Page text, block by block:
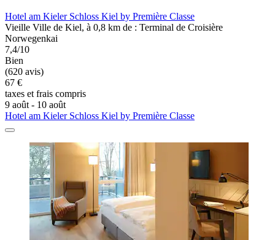
Hotel am Kieler Schloss Kiel by Première Classe
Vieille Ville de Kiel, à 0,8 km de : Terminal de Croisière
Norwegenkai
7,4/10
Bien
(620 avis)
67 €
taxes et frais compris
9 août - 10 août
Hotel am Kieler Schloss Kiel by Première Classe